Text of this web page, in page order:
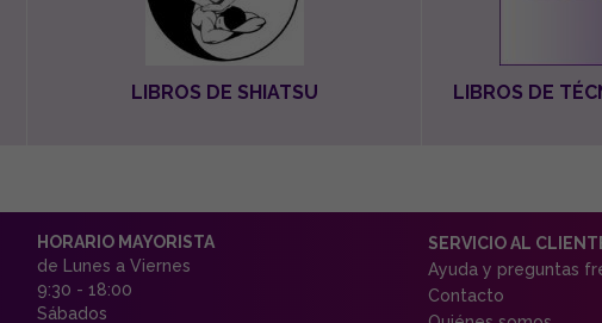
LIBROS DE SHIATSU LIBROS DE
HORARIO MAYORISTA
de Lunes a Viernes
9:30 - 18:00
Sábados
SERVICIO AL
Ayuda y preguntas
Contacto